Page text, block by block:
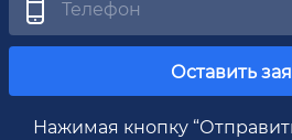
Оставить
Нажимая кнопку